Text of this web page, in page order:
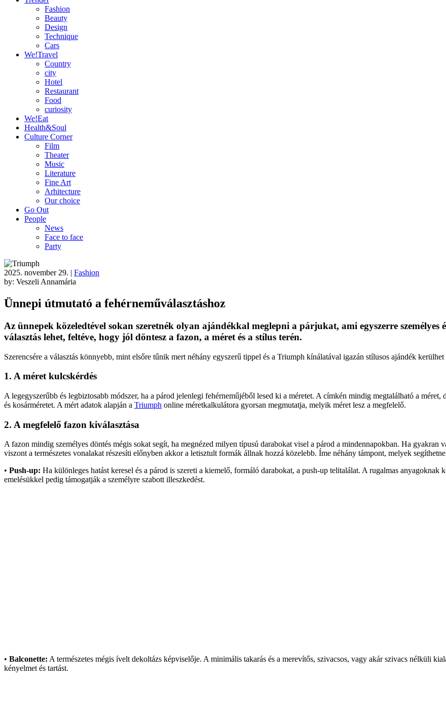
Fashion
Beauty
Design
Technique
Cars
We!Travel
Country
city
Hotel
Restaurant
Food
curiosity
We!Eat
Health&Soul
Culture Corner
Film
Theater
Music
Literature
Fine Art
Arhitecture
Our choice
Go Out
People
News
Face to face
Party
2025. november 29. | Fashion
by: Veszeli Annamária
Ünnepi útmutató a fehérneműválasztáshoz
Az ünnepek közeledtével sokan szeretnék olyan ajándékkal meglepni a párjukat, ami egyszerre személyes
választás lehet, feltéve, hogy jól döntesz a fazon, a méret és a stílus terén.
Szerencsére a választás könnyebb, mint elsőre tűnik mert néhány egyszerű tippel és a Triumph kínálatával igazán stílusos ajándék kerülhet
1. A méret kulcskérdés
A legegyszerűbb és legbiztosabb módszer, ha a párod jelenlegi fehérneműjéből lesed ki a méretet. A címkén mindig megtalálható a méret,
és kosárméretet. A mért adatok alapján a Triumph online méretkalkulátora gyorsan megmutatja, melyik méret lesz a megfelelő.
2. A megfelelő fazon kiválasztása
A fazon mindig személyes döntés mégis sokat segít, ha megnézed milyen típusú darabokat visel a párod a mindennapokban. Ha gyakran
viszont a természetes vonalakat részesíti előnyben akkor a letisztult formák állnak hozzá közelebb. Íme néhány támpont, melyek
• Push-up: Ha különleges hatást keresel és a párod is szereti a kiemelő, formáló darabokat, a push-up telitalálat. A rugalmas anyagoknak
emelésükkel pedig támogatják a személyre szabott illeszkedést.
• Balconette: A természetes mégis ívelt dekoltázs képviselője. A minimális takarás és a merevítős, szivacsos, vagy akár szivacs nélküli
kényelmet és tartást.